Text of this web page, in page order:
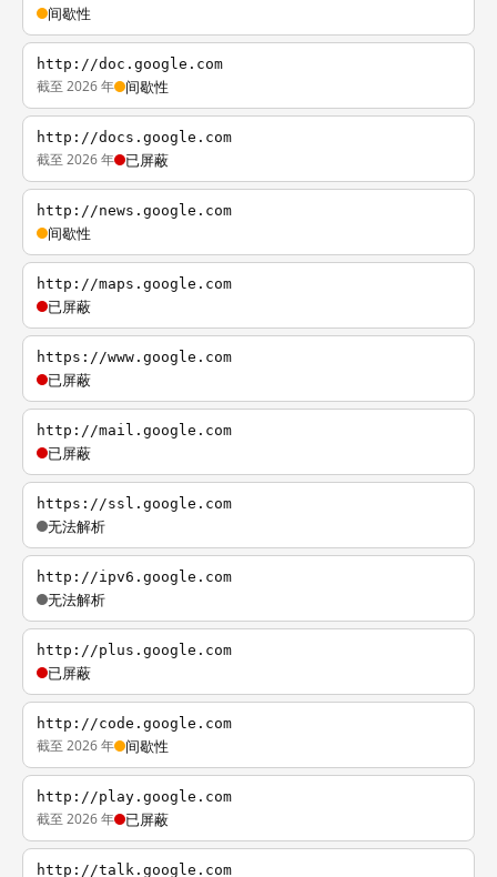
间歇性
http://doc.google.com
截至 2026 年 间歇性
http://docs.google.com
截至 2026 年 已屏蔽
http://news.google.com
间歇性
http://maps.google.com
已屏蔽
https://www.google.com
已屏蔽
http://mail.google.com
已屏蔽
https://ssl.google.com
无法解析
http://ipv6.google.com
无法解析
http://plus.google.com
已屏蔽
http://code.google.com
截至 2026 年 间歇性
http://play.google.com
截至 2026 年 已屏蔽
http://talk.google.com